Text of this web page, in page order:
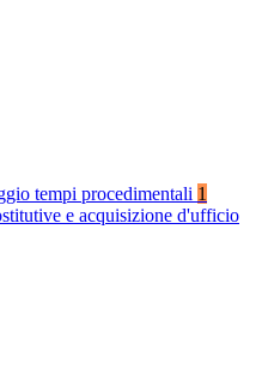
tempi procedimentali 1
e acquisizione d'ufficio